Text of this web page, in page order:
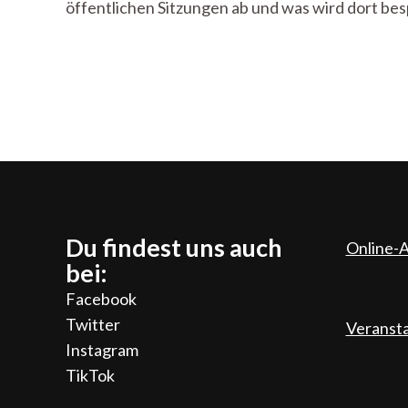
öffentlichen Sitzungen ab und was wird dort
Du findest uns auch
bei:
Facebook
Twitter
Instagram
TikTok
Online-